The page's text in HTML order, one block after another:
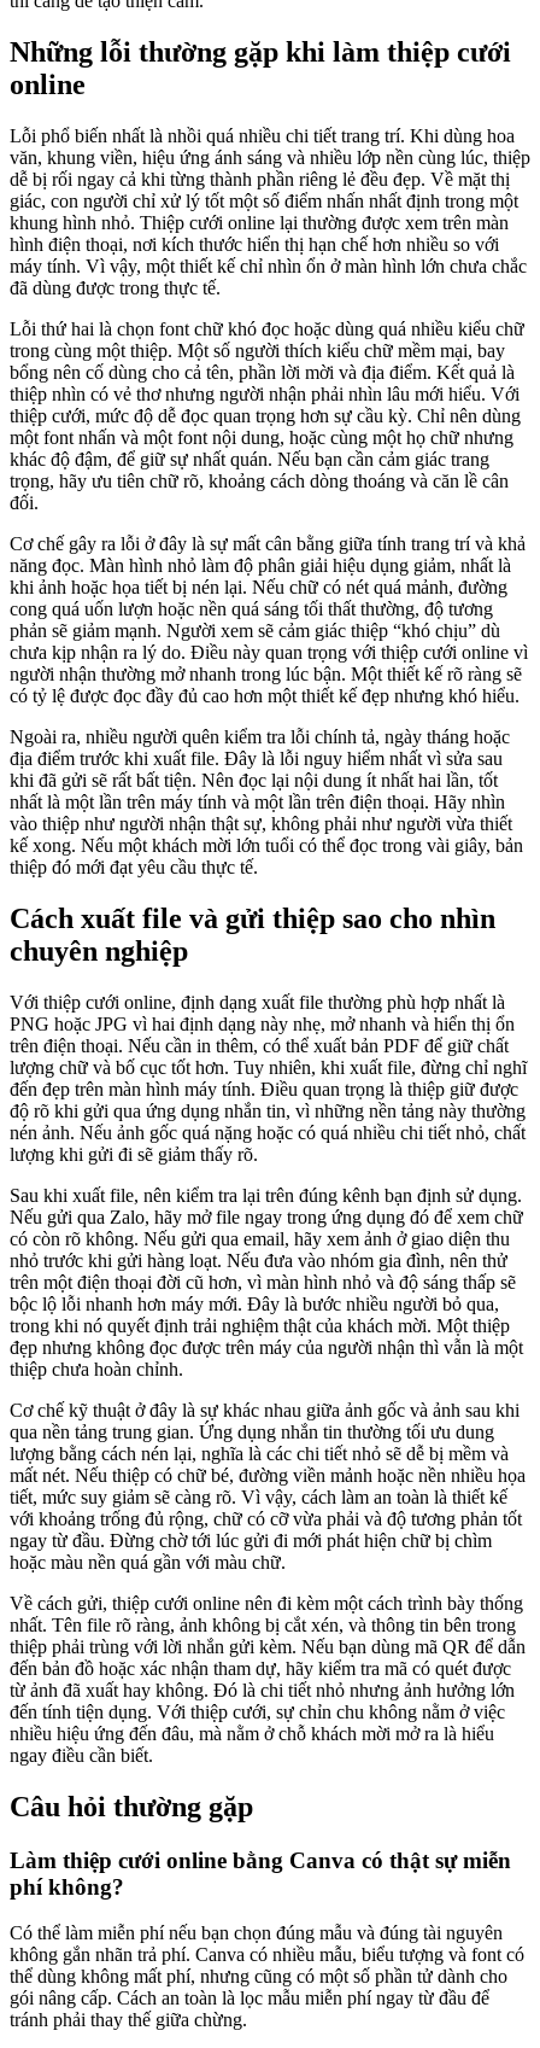
Những lỗi thường gặp khi làm thiệp cưới
online
Lỗi phổ biến nhất là nhồi quá nhiều chi tiết trang trí. Khi dùng hoa
văn, khung viền, hiệu ứng ánh sáng và nhiều lớp nền cùng lúc, thiệp
dễ bị rối ngay cả khi từng thành phần riêng lẻ đều đẹp. Về mặt thị
giác, con người chỉ xử lý tốt một số điểm nhấn nhất định trong một
khung hình nhỏ. Thiệp cưới online lại thường được xem trên màn
hình điện thoại, nơi kích thước hiển thị hạn chế hơn nhiều so với
máy tính. Vì vậy, một thiết kế chỉ nhìn ổn ở màn hình lớn chưa chắc
đã dùng được trong thực tế.
Lỗi thứ hai là chọn font chữ khó đọc hoặc dùng quá nhiều kiểu chữ
trong cùng một thiệp. Một số người thích kiểu chữ mềm mại, bay
bổng nên cố dùng cho cả tên, phần lời mời và địa điểm. Kết quả là
thiệp nhìn có vẻ thơ nhưng người nhận phải nhìn lâu mới hiểu. Với
thiệp cưới, mức độ dễ đọc quan trọng hơn sự cầu kỳ. Chỉ nên dùng
một font nhấn và một font nội dung, hoặc cùng một họ chữ nhưng
khác độ đậm, để giữ sự nhất quán. Nếu bạn cần cảm giác trang
trọng, hãy ưu tiên chữ rõ, khoảng cách dòng thoáng và căn lề cân
đối.
Cơ chế gây ra lỗi ở đây là sự mất cân bằng giữa tính trang trí và khả
năng đọc. Màn hình nhỏ làm độ phân giải hiệu dụng giảm, nhất là
khi ảnh hoặc họa tiết bị nén lại. Nếu chữ có nét quá mảnh, đường
cong quá uốn lượn hoặc nền quá sáng tối thất thường, độ tương
phản sẽ giảm mạnh. Người xem sẽ cảm giác thiệp “khó chịu” dù
chưa kịp nhận ra lý do. Điều này quan trọng với thiệp cưới online vì
người nhận thường mở nhanh trong lúc bận. Một thiết kế rõ ràng sẽ
có tỷ lệ được đọc đầy đủ cao hơn một thiết kế đẹp nhưng khó hiểu.
Ngoài ra, nhiều người quên kiểm tra lỗi chính tả, ngày tháng hoặc
địa điểm trước khi xuất file. Đây là lỗi nguy hiểm nhất vì sửa sau
khi đã gửi sẽ rất bất tiện. Nên đọc lại nội dung ít nhất hai lần, tốt
nhất là một lần trên máy tính và một lần trên điện thoại. Hãy nhìn
vào thiệp như người nhận thật sự, không phải như người vừa thiết
kế xong. Nếu một khách mời lớn tuổi có thể đọc trong vài giây, bản
thiệp đó mới đạt yêu cầu thực tế.
Cách xuất file và gửi thiệp sao cho nhìn
chuyên nghiệp
Với thiệp cưới online, định dạng xuất file thường phù hợp nhất là
PNG hoặc JPG vì hai định dạng này nhẹ, mở nhanh và hiển thị ổn
trên điện thoại. Nếu cần in thêm, có thể xuất bản PDF để giữ chất
lượng chữ và bố cục tốt hơn. Tuy nhiên, khi xuất file, đừng chỉ nghĩ
đến đẹp trên màn hình máy tính. Điều quan trọng là thiệp giữ được
độ rõ khi gửi qua ứng dụng nhắn tin, vì những nền tảng này thường
nén ảnh. Nếu ảnh gốc quá nặng hoặc có quá nhiều chi tiết nhỏ, chất
lượng khi gửi đi sẽ giảm thấy rõ.
Sau khi xuất file, nên kiểm tra lại trên đúng kênh bạn định sử dụng.
Nếu gửi qua Zalo, hãy mở file ngay trong ứng dụng đó để xem chữ
có còn rõ không. Nếu gửi qua email, hãy xem ảnh ở giao diện thu
nhỏ trước khi gửi hàng loạt. Nếu đưa vào nhóm gia đình, nên thử
trên một điện thoại đời cũ hơn, vì màn hình nhỏ và độ sáng thấp sẽ
bộc lộ lỗi nhanh hơn máy mới. Đây là bước nhiều người bỏ qua,
trong khi nó quyết định trải nghiệm thật của khách mời. Một thiệp
đẹp nhưng không đọc được trên máy của người nhận thì vẫn là một
thiệp chưa hoàn chỉnh.
Cơ chế kỹ thuật ở đây là sự khác nhau giữa ảnh gốc và ảnh sau khi
qua nền tảng trung gian. Ứng dụng nhắn tin thường tối ưu dung
lượng bằng cách nén lại, nghĩa là các chi tiết nhỏ sẽ dễ bị mềm và
mất nét. Nếu thiệp có chữ bé, đường viền mảnh hoặc nền nhiều họa
tiết, mức suy giảm sẽ càng rõ. Vì vậy, cách làm an toàn là thiết kế
với khoảng trống đủ rộng, chữ có cỡ vừa phải và độ tương phản tốt
ngay từ đầu. Đừng chờ tới lúc gửi đi mới phát hiện chữ bị chìm
hoặc màu nền quá gần với màu chữ.
Về cách gửi, thiệp cưới online nên đi kèm một cách trình bày thống
nhất. Tên file rõ ràng, ảnh không bị cắt xén, và thông tin bên trong
thiệp phải trùng với lời nhắn gửi kèm. Nếu bạn dùng mã QR để dẫn
đến bản đồ hoặc xác nhận tham dự, hãy kiểm tra mã có quét được
từ ảnh đã xuất hay không. Đó là chi tiết nhỏ nhưng ảnh hưởng lớn
đến tính tiện dụng. Với thiệp cưới, sự chỉn chu không nằm ở việc
nhiều hiệu ứng đến đâu, mà nằm ở chỗ khách mời mở ra là hiểu
ngay điều cần biết.
Câu hỏi thường gặp
Làm thiệp cưới online bằng Canva có thật sự miễn
phí không?
Có thể làm miễn phí nếu bạn chọn đúng mẫu và đúng tài nguyên
không gắn nhãn trả phí. Canva có nhiều mẫu, biểu tượng và font có
thể dùng không mất phí, nhưng cũng có một số phần tử dành cho
gói nâng cấp. Cách an toàn là lọc mẫu miễn phí ngay từ đầu để
tránh phải thay thế giữa chừng.